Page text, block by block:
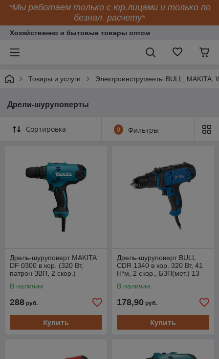
*Мы работаем только с юр.лицами и только по
безнал. расчету*
Хозяйственно и бытовые товары оптом
Товары и услуги Электроинструменты BULL,
Дрели-шуруповерты
Сортировка 0 Фильтры
Дрель-шуруповерт MAKITA
DF 0300 в кор. (320 Вт,
патрон ЗВП, 2 скор.)
В наличии
288 руб.
Купить
Дрель-шуруповерт BULL
CDR 1340 в кор. 320 Вт, 41
Н*м, 2 скор., БЗП(мет.) 13
В наличии
178,90 руб.
Купить